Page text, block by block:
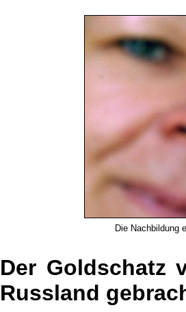
Die Nachbildung
Der Goldschatz
Russland